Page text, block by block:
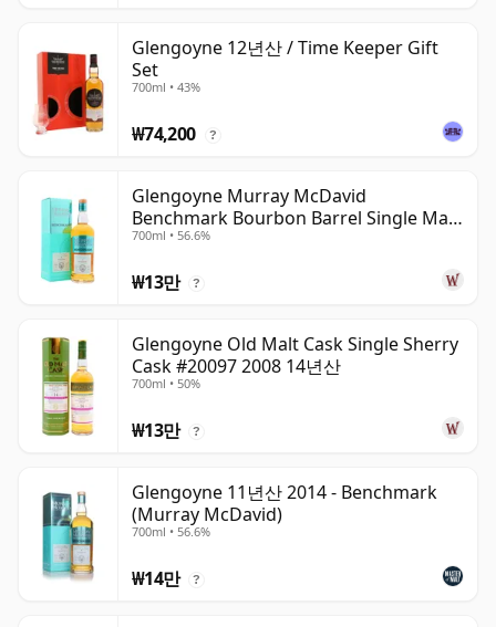
Glengoyne 12년산 / Time Keeper Gift
Set
700ml • 43%
₩74,200 ?
Glengoyne Murray McDavid
Benchmark Bourbon Barrel Single Mal
2014 11년산
700ml • 56.6%
₩13만 ?
Glengoyne Old Malt Cask Single Sherry
Cask #20097 2008 14년산
700ml • 50%
₩13만 ?
Glengoyne 11년산 2014 - Benchmark
(Murray McDavid)
700ml • 56.6%
₩14만 ?